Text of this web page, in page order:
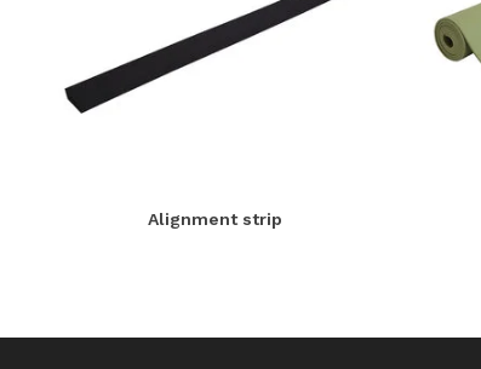
Alignment strip